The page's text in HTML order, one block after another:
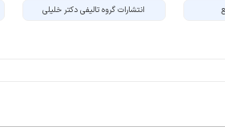
انتشارات گروه تالیفی دکتر خلیلی